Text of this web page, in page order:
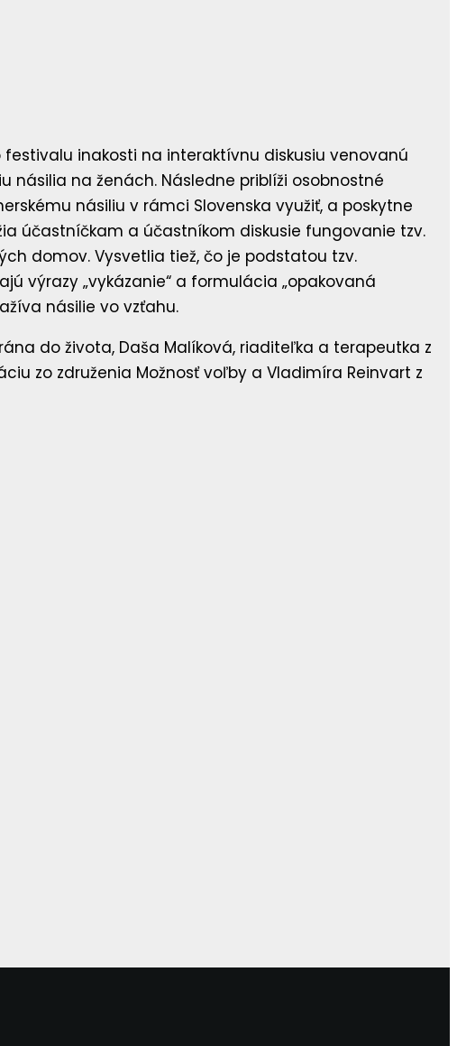
inakosti na interaktívnu diskusiu venovanú
na ženách. Následne priblíži osobnostné
násiliu v rámci Slovenska využiť, a poskytne
účastníčkam a účastníkom diskusie fungovanie tzv.
domov. Vysvetlia tiež, čo je podstatou tzv.
výrazy „vykázanie“ a formulácia „opakovaná
násilie vo vzťahu.
do života, Daša Malíková, riaditeľka a terapeutka z
zo združenia Možnosť voľby a Vladimíra Reinvart z